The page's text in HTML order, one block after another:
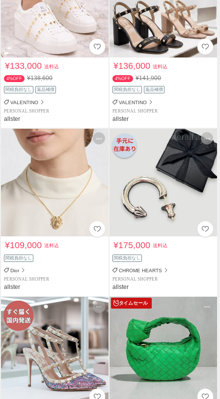
¥133,000送料込
4%OFF ¥138,600
関税負担なし 返品補償
VALENTINO
PERSONAL SHOPPER
allster
¥136,000送料込
4%OFF ¥141,900
関税負担なし 返品補償
VALENTINO
PERSONAL SHOPPER
allster
¥109,000送料込
関税負担なし
Dior
PERSONAL SHOPPER
allster
¥175,000送料込
関税負担なし
CHROME HEARTS
PERSONAL SHOPPER
allster
タイムセール